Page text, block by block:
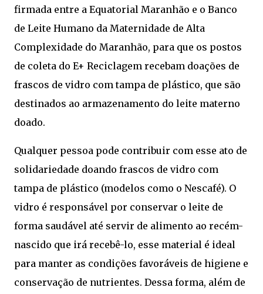
firmada entre a Equatorial Maranhão e o Banco
de Leite Humano da Maternidade de Alta
Complexidade do Maranhão, para que os postos
de coleta do E+ Reciclagem recebam doações de
frascos de vidro com tampa de plástico, que são
destinados ao armazenamento do leite materno
doado.
Qualquer pessoa pode contribuir com esse ato de
solidariedade doando frascos de vidro com
tampa de plástico (modelos como o Nescafé). O
vidro é responsável por conservar o leite de
forma saudável até servir de alimento ao recém-
nascido que irá recebê-lo, esse material é ideal
para manter as condições favoráveis de higiene e
conservação de nutrientes. Dessa forma, além de